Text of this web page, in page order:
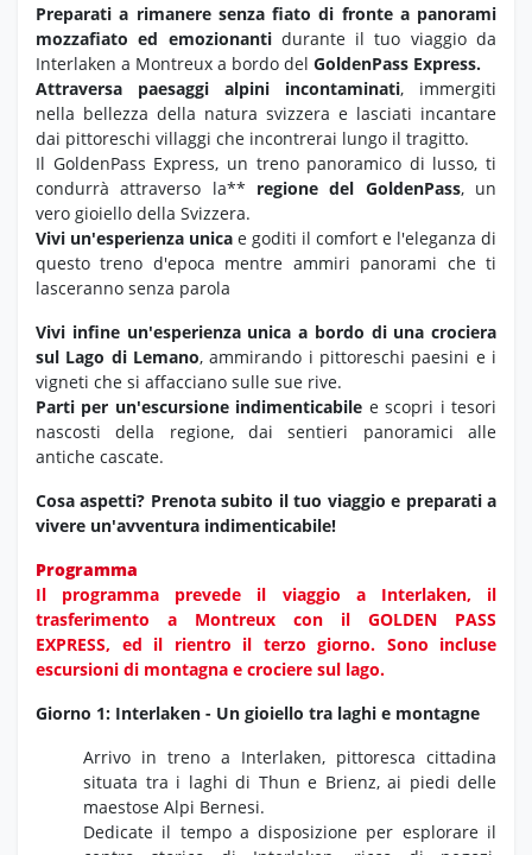
Preparati a rimanere senza fiato di fronte a panorami
mozzafiato ed emozionantidurante il tuo viaggio da
Interlaken a Montreux a bordo del GoldenPass Express.
Attraversa paesaggi alpini incontaminati, immergiti
nella bellezza della natura svizzera e lasciati incantare
dai pittoreschi villaggi che incontrerai lungo il tragitto.
Il GoldenPass Express, un treno panoramico di lusso, ti
condurrà attraverso la** regione del GoldenPass,un
vero gioiello della Svizzera.
Vivi un'esperienza unica e goditi il comfort e l'eleganza di
questo treno d'epoca mentre ammiri panorami che ti
lasceranno senza parola
Vivi infine un'esperienza unica a bordo di una crociera
sul Lago di Lemano, ammirando i pittoreschi paesini e i
vigneti che si affacciano sulle sue rive.
Parti per un'escursione indimenticabile e scopri i tesori
nascosti della regione,dai sentieri panoramici alle
antiche cascate.
Cosa aspetti? Prenota subito il tuo viaggio e preparati a
vivere un'avventura indimenticabile!
Programma
Il programma prevede il viaggio a Interlaken, il
trasferimento a Montreux con il GOLDEN PASS
EXPRESS, ed il rientro il terzo giorno. Sono incluse
escursioni di montagna e crociere sul lago.
Giorno 1: Interlaken - Un gioiello tra laghi e montagne
Arrivo in treno a Interlaken, pittoresca cittadina
situata tra i laghi di Thun e Brienz,ai piedi delle
maestose Alpi Bernesi.
Dedicate il tempo a disposizione per esplorare il